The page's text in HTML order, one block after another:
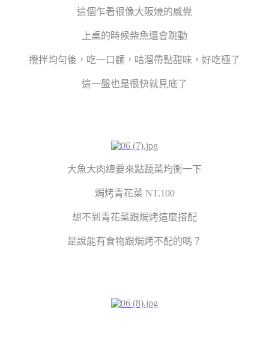
這個乍看很像大阪燒的感覺
上桌的時候柴魚還會跳動
攪拌均勻後，吃一口麵，咕溜帶點甜味，好吃極了
這一盤也是很快就見底了
大魚大肉總要來點蔬菜均衡一下
焗烤青花菜 NT.100
想不到青花菜跟焗烤這麼搭配
是說能有食物跟焗烤不配的嗎？